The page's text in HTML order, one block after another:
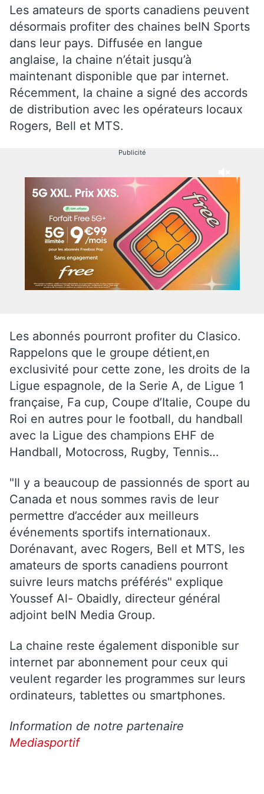
Les amateurs de sports canadiens peuvent
désormais profiter des chaines beIN Sports
dans leur pays. Diffusée en langue
anglaise, la chaine n’était jusqu’à
maintenant disponible que par internet.
Récemment, la chaine a signé des accords
de distribution avec les opérateurs locaux
Rogers, Bell et MTS.
Publicité
Les abonnés pourront profiter du Clasico.
Rappelons que le groupe détient,en
exclusivité pour cette zone, les droits de la
Ligue espagnole, de la Serie A, de Ligue 1
française, Fa cup, Coupe d’Italie, Coupe du
Roi en autres pour le football, du handball
avec la Ligue des champions EHF de
Handball, Motocross, Rugby, Tennis…
"Il y a beaucoup de passionnés de sport au
Canada et nous sommes ravis de leur
permettre d’accéder aux meilleurs
événements sportifs internationaux.
Dorénavant, avec Rogers, Bell et MTS, les
amateurs de sports canadiens pourront
suivre leurs matchs préférés" explique
Youssef Al- Obaidly, directeur général
adjoint beIN Media Group.
La chaine reste également disponible sur
internet par abonnement pour ceux qui
veulent regarder les programmes sur leurs
ordinateurs, tablettes ou smartphones.
Information de notre partenaire
Mediasportif